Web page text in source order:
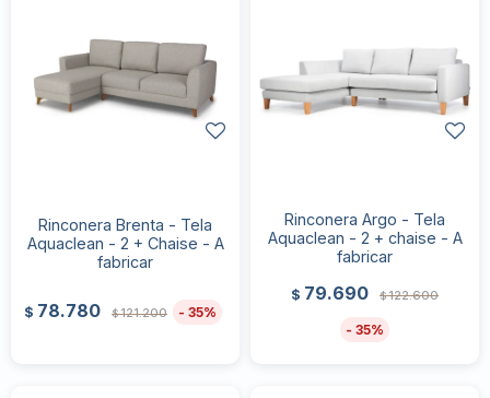
Rinconera Brenta - Tela
Aquaclean - 2 + Chaise - A
fabricar
$ 78.780 $121.200 35
Rinconera Argo - Tela
Aquaclean - 2 + chaise - A
fabricar
$ 79.690 $122.600
35